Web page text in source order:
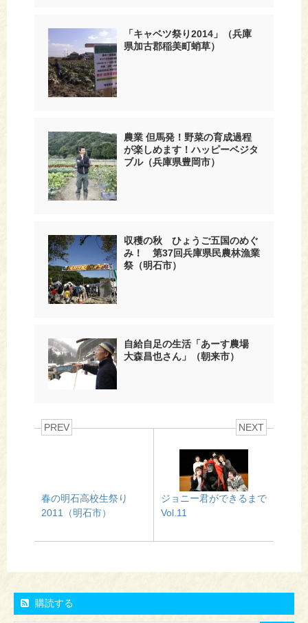
「キャベツ祭り2014」（兵庫
県加古郡稲美町蛸草）
農業 但馬発！野菜の育成過程
が楽しめます！ハッピーベジタ
ブル（兵庫県豊岡市）
収穫の秋 ひょうご五国のめぐ
み！ 第37回兵庫県民農林漁業
祭（明石市）
自給自足の生活「あーす農場
大森昌也さん」（朝来市）
PREV
春の明石高校生祭り
2011（明石市）
NEXT
ジョニー君ができるまで
Vol.11
購読する